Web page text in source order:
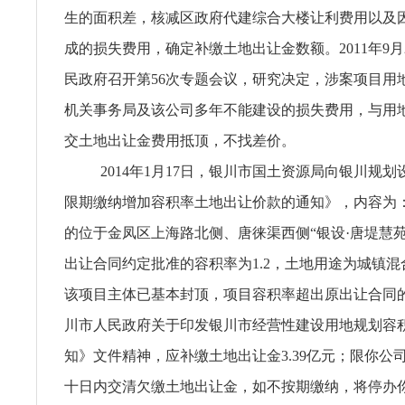
生的面积差，核减区政府代建综合大楼让利费用以及
成的损失费用，确定补缴土地出让金数额。2011年9
民政府召开第56次专题会议，研究决定，涉案项目用
机关事务局及该公司多年不能建设的损失费用，与用
交土地出让金费用抵顶，不找差价。
2014年1月17日，银川市国土资源局向银川规划
限期缴纳增加容积率土地出让价款的通知》，内容为
的位于金凤区上海路北侧、唐徕渠西侧“银设·唐堤慧
出让合同约定批准的容积率为1.2，土地用途为城镇
该项目主体已基本封顶，项目容积率超出原出让合同
川市人民政府关于印发银川市经营性建设用地规划容
知》文件精神，应补缴土地出让金3.39亿元；限你公
十日内交清欠缴土地出让金，如不按期缴纳，将停办